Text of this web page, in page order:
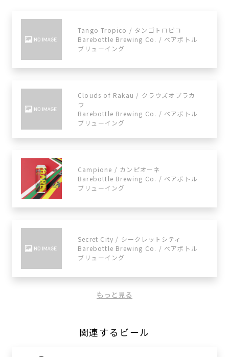
Tango Tropico / タンゴトロピコ
Barebottle Brewing Co. / ベアボトル
ブリューイング
Clouds of Rakau / クラウズオブラカ
ウ
Barebottle Brewing Co. / ベアボトル
ブリューイング
Campione / カンピオーネ
Barebottle Brewing Co. / ベアボトル
ブリューイング
Secret City / シークレットシティ
Barebottle Brewing Co. / ベアボトル
ブリューイング
もっと見る
関連するビール